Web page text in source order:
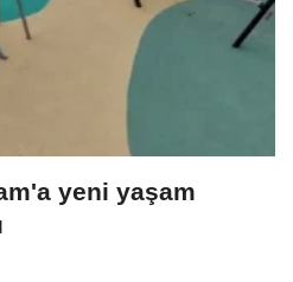
yeni yaşam